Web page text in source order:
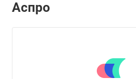
Аспро